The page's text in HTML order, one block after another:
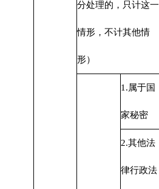
分处理的，只计这一
情形，不计其他情
形）
1.属于国
家秘密
2.其他法
律行政法